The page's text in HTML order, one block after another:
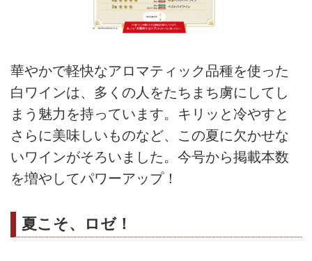
華やかで軽快なアロマティック品種を使った
白ワインは、多くの人をたちまち虜にしてし
まう魅力を持っています。キリッと冷やすと
さらに美味しいものなど、この夏に欠かせな
いワインがそろいました。今号から掲載本数
を増やしてパワーアップ！
夏こそ、ロゼ！